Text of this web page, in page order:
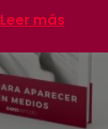
Leer más